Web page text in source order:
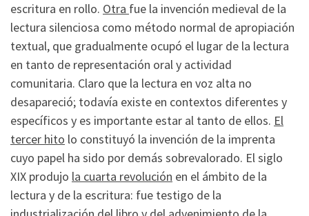
escritura en rollo. Otra fue la invención medieval de la
lectura silenciosa como método normal de apropiación
textual, que gradualmente ocupó el lugar de la lectura
en tanto de representación oral y actividad
comunitaria. Claro que la lectura en voz alta no
desapareció; todavía existe en contextos diferentes y
específicos y es importante estar al tanto de ellos. El
tercer hito lo constituyó la invención de la imprenta
cuyo papel ha sido por demás sobrevalorado. El siglo
XIX produjo la cuarta revolución en el ámbito de la
lectura y de la escritura: fue testigo de la